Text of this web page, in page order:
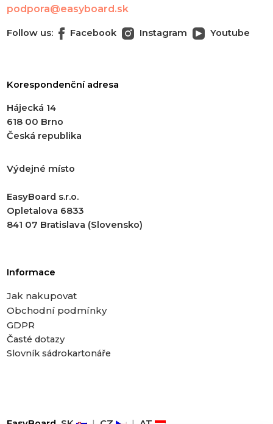
podpora@easyboard.sk
Follow us: Facebook Instagram Youtube
Korespondenční adresa
Hájecká 14
618 00 Brno
Česká republika
Výdejné místo
EasyBoard s.r.o.
Opletalova 6833
841 07 Bratislava (Slovensko)
Informace
Jak nakupovat
Obchodní podmínky
GDPR
Časté dotazy
Slovník sádrokartonáře